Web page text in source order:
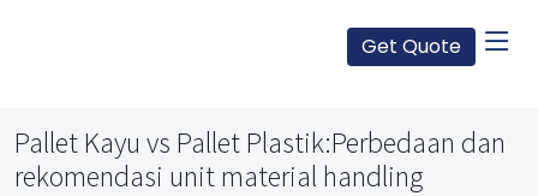
Get Quote
Pallet Kayu vs Pallet Plastik:Perbedaan dan
rekomendasi unit material handling